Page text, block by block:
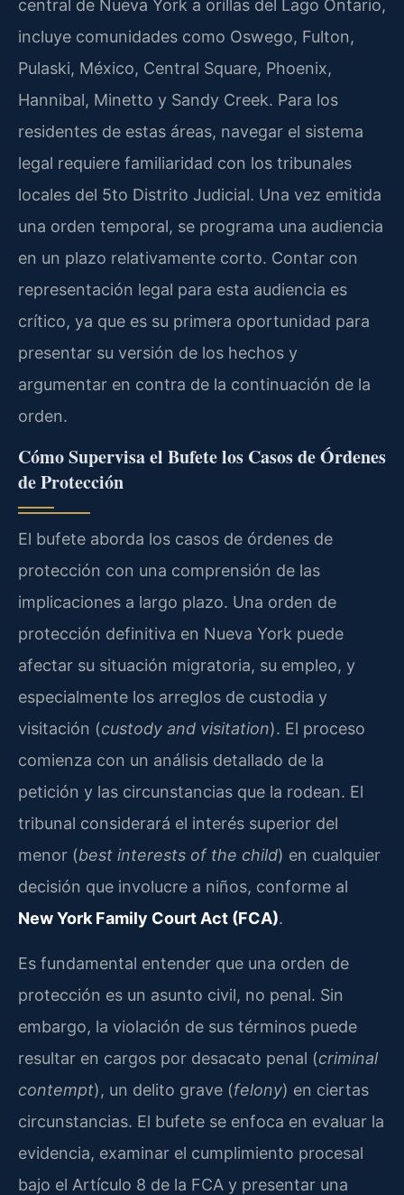
central de Nueva York a orillas del Lago Ontario,
incluye comunidades como Oswego, Fulton,
Pulaski, México, Central Square, Phoenix,
Hannibal, Minetto y Sandy Creek. Para los
residentes de estas áreas, navegar el sistema
legal requiere familiaridad con los tribunales
locales del 5to Distrito Judicial. Una vez emitida
una orden temporal, se programa una audiencia
en un plazo relativamente corto. Contar con
representación legal para esta audiencia es
crítico, ya que es su primera oportunidad para
presentar su versión de los hechos y
argumentar en contra de la continuación de la
orden.
Cómo Supervisa el Bufete los Casos de Órdenes
de Protección
El bufete aborda los casos de órdenes de
protección con una comprensión de las
implicaciones a largo plazo. Una orden de
protección definitiva en Nueva York puede
afectar su situación migratoria, su empleo, y
especialmente los arreglos de custodia y
visitación (custody and visitation). El proceso
comienza con un análisis detallado de la
petición y las circunstancias que la rodean. El
tribunal considerará el interés superior del
menor (best interests of the child) en cualquier
decisión que involucre a niños, conforme al
New York Family Court Act (FCA).
Es fundamental entender que una orden de
protección es un asunto civil, no penal. Sin
embargo, la violación de sus términos puede
resultar en cargos por desacato penal (criminal
contempt), un delito grave (felony) en ciertas
circunstancias. El bufete se enfoca en evaluar la
evidencia, examinar el cumplimiento procesal
bajo el Artículo 8 de la FCA y presentar una